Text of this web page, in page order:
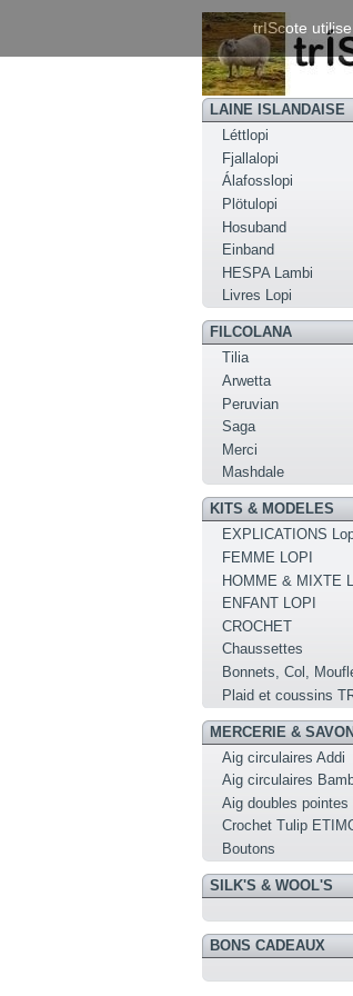
LAINE ISLANDAISE
Léttlopi
Fjallalopi
Álafosslopi
Plötulopi
Hosuband
Einband
HESPA Lambi
Livres Lopi
FILCOLANA
Tilia
Arwetta
Peruvian
Saga
Merci
Mashdale
KITS & MODELES
EXPLICATIONS
FEMME LOPI
HOMME & MIXTE
ENFANT LOPI
CROCHET
Chaussettes
Bonnets, Col,
Plaid et coussins
MERCERIE &
Aig circulaires Addi
Aig circulaires
Aig doubles pointes
Crochet Tulip
Boutons
SILK'S & WOOL'S
BONS CADEAUX
trIScote